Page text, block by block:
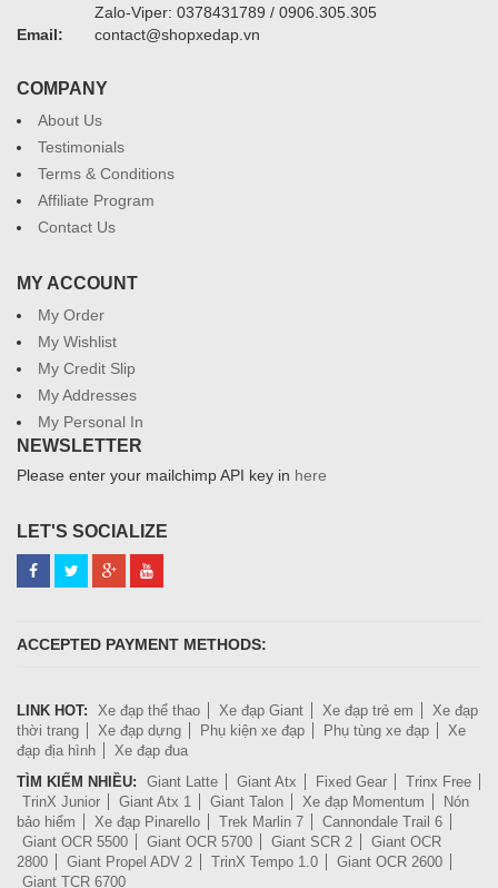
Zalo-Viper: 0378431789 / 0906.305.305
Email:
contact@shopxedap.vn
COMPANY
About Us
Testimonials
Terms & Conditions
Affiliate Program
Contact Us
MY ACCOUNT
My Order
My Wishlist
My Credit Slip
My Addresses
My Personal In
NEWSLETTER
Please enter your mailchimp API key in here
LET'S SOCIALIZE
ACCEPTED PAYMENT METHODS:
LINK HOT: Xe đạp thể thao Xe đạp Giant Xe đạp trẻ em
Xe đạp
thời trang
Xe đạp dựng Phụ kiện xe đạp Phụ tùng xe đạp
Xe
đạp địa hình
Xe đạp đua
TÌM KIẾM NHIỀU:
Giant Latte Giant Atx Fixed Gear
Trinx Free
TrinX Junior
Giant Atx 1 Giant Talon Xe đạp Momentum
Nón
bảo hiểm
Xe đạp Pinarello Trek Marlin 7
Cannondale Trail 6
Giant OCR 5500
Giant OCR 5700 Giant SCR 2
Giant OCR
2800
Giant Propel ADV 2 TrinX Tempo 1.0
Giant OCR 2600
Giant TCR 6700